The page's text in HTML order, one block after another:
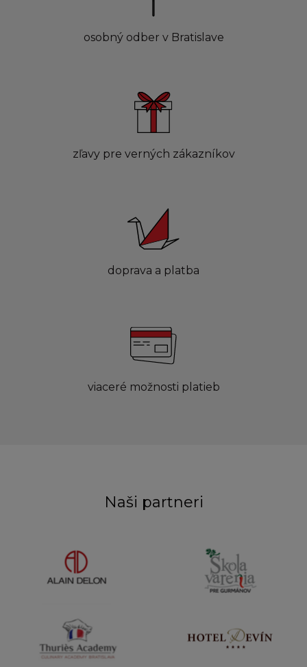
osobný odber v Bratislave
zľavy pre verných zákazníkov
doprava a platba
viaceré možnosti platieb
Naši partneri